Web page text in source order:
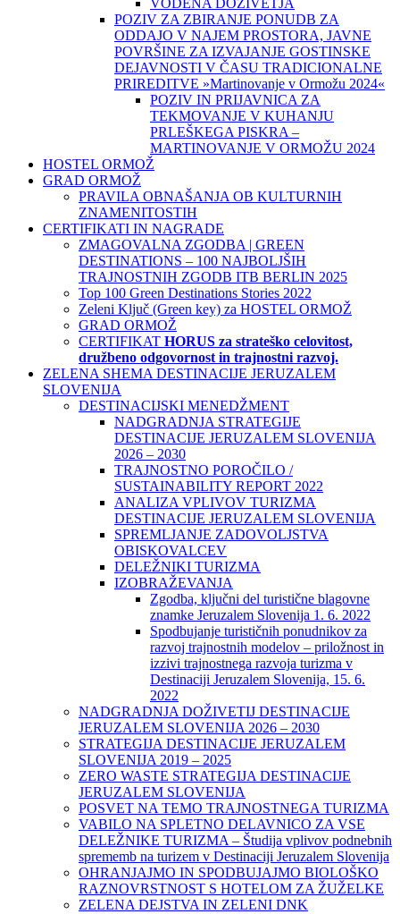
VODENA DOŽIVETJA
POZIV ZA ZBIRANJE PONUDB ZA
ODDAJO V NAJEM PROSTORA, JAVNE
POVRŠINE ZA IZVAJANJE GOSTINSKE
DEJAVNOSTI V ČASU TRADICIONALNE
PRIREDITVE »Martinovanje v Ormožu 2024«
POZIV IN PRIJAVNICA ZA
TEKMOVANJE V KUHANJU
PRLEŠKEGA PISKRA –
MARTINOVANJE V ORMOŽU 2024
HOSTEL ORMOŽ
GRAD ORMOŽ
PRAVILA OBNAŠANJA OB KULTURNIH
ZNAMENITOSTIH
CERTIFIKATI IN NAGRADE
ZMAGOVALNA ZGODBA | GREEN
DESTINATIONS – 100 NAJBOLJŠIH
TRAJNOSTNIH ZGODB ITB BERLIN 2025
Top 100 Green Destinations Stories 2022
Zeleni Ključ (Green key) za HOSTEL ORMOŽ
GRAD ORMOŽ
CERTIFIKAT HORUS za strateško celovitost,
družbeno odgovornost in trajnostni razvoj.
ZELENA SHEMA DESTINACIJE JERUZALEM
SLOVENIJA
DESTINACIJSKI MENEDŽMENT
NADGRADNJA STRATEGIJE
DESTINACIJE JERUZALEM SLOVENIJA
2026 – 2030
TRAJNOSTNO POROČILO /
SUSTAINABILITY REPORT 2022
ANALIZA VPLIVOV TURIZMA
DESTINACIJE JERUZALEM SLOVENIJA
SPREMLJANJE ZADOVOLJSTVA
OBISKOVALCEV
DELEŽNIKI TURIZMA
IZOBRAŽEVANJA
Zgodba, ključni del turistične blagovne
znamke Jeruzalem Slovenija 1. 6. 2022
Spodbujanje turističnih ponudnikov za
razvoj trajnostnih modelov – priložnost in
izzivi trajnostnega razvoja turizma v
Destinaciji Jeruzalem Slovenija, 15. 6.
2022
NADGRADNJA DOŽIVETIJ DESTINACIJE
JERUZALEM SLOVENIJA 2026 – 2030
STRATEGIJA DESTINACIJE JERUZALEM
SLOVENIJA 2019 – 2025
ZERO WASTE STRATEGIJA DESTINACIJE
JERUZALEM SLOVENIJA
POSVET NA TEMO TRAJNOSTNEGA TURIZMA
VABILO NA SPLETNO DELAVNICO ZA VSE
DELEŽNIKE TURIZMA – Študija vplivov podnebnih
sprememb na turizem v Destinaciji Jeruzalem Slovenija
OHRANJAJMO IN SPODBUJAJMO BIOLOŠKO
RAZNOVRSTNOST S HOTELOM ZA ŽUŽELKE
ZELENA DEJSTVA IN ZELENI DNK